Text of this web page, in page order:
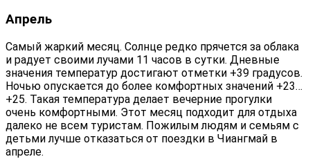
Апрель
Самый жаркий месяц. Солнце редко прячется за облака
и радует своими лучами 11 часов в сутки. Дневные
значения температур достигают отметки +39 градусов.
Ночью опускается до более комфортных значений +23…
+25. Такая температура делает вечерние прогулки
очень комфортными. Этот месяц подходит для отдыха
далеко не всем туристам. Пожилым людям и семьям с
детьми лучше отказаться от поездки в Чиангмай в
апреле.